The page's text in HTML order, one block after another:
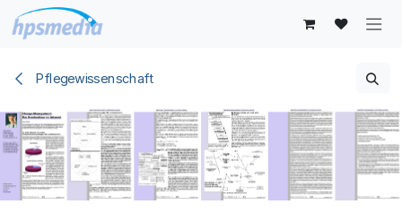
Zum Inhalt springen
Pflegewissenschaft